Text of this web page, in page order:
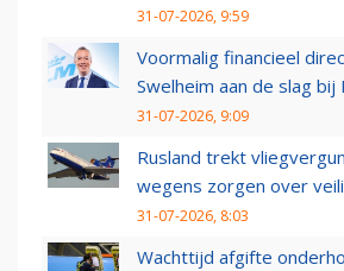
31-07-2026, 9:59
Voormalig financieel
Swelheim aan de slag bij
31-07-2026, 9:09
Rusland trekt
wegens zorgen over
31-07-2026, 8:03
Wachttijd afgifte